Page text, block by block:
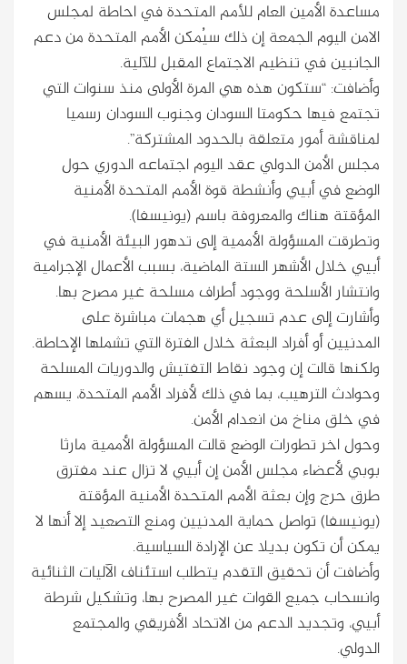
مساعدة الأمين العام للأمم المتحدة في احاطة لمجلس
الامن اليوم الجمعة إن ذلك سيُمكن الأمم المتحدة من دعم
الجانبين في تنظيم الاجتماع المقبل للآلية.
وأضافت: “ستكون هذه هي المرة الأولى منذ سنوات التي
تجتمع فيها حكومتا السودان وجنوب السودان رسميا
لمناقشة أمور متعلقة بالحدود المشتركة”.
مجلس الأمن الدولي عقد اليوم اجتماعه الدوري حول
الوضع في أبيي وأنشطة قوة الأمم المتحدة الأمنية
المؤقتة هناك والمعروفة باسم (يونيسفا).
وتطرقت المسؤولة الأممية إلى تدهور البيئة الأمنية في
أبيي خلال الأشهر الستة الماضية، بسبب الأعمال الإجرامية
وانتشار الأسلحة ووجود أطراف مسلحة غير مصرح بها.
وأشارت إلى عدم تسجيل أي هجمات مباشرة على
المدنيين أو أفراد البعثة خلال الفترة التي تشملها الإحاطة.
ولكنها قالت إن وجود نقاط التفتيش والدوريات المسلحة
وحوادث الترهيب، بما في ذلك لأفراد الأمم المتحدة، يسهم
في خلق مناخ من انعدام الأمن.
وحول اخر تطورات الوضع قالت المسؤولة الأممية مارثا
بوبي لأعضاء مجلس الأمن إن أبيي لا تزال عند مفترق
طرق حرج وإن بعثة الأمم المتحدة الأمنية المؤقتة
(يونيسفا) تواصل حماية المدنيين ومنع التصعيد إلا أنها لا
يمكن أن تكون بديلا عن الإرادة السياسية.
وأضافت أن تحقيق التقدم يتطلب استئناف الآليات الثنائية
وانسحاب جميع القوات غير المصرح بها، وتشكيل شرطة
أبيي، وتجديد الدعم من الاتحاد الأفريقي والمجتمع
الدولي.